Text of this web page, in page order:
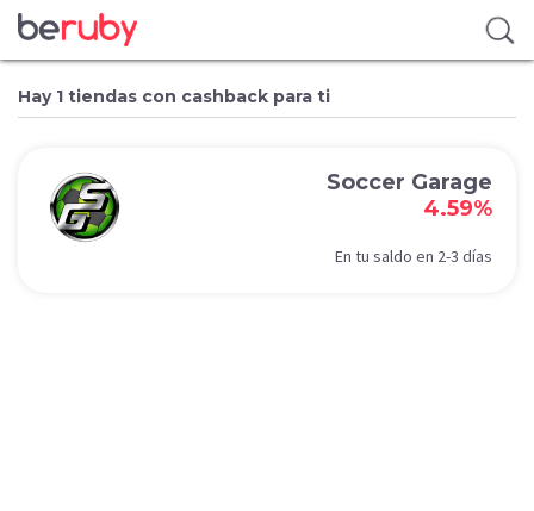
Hay 1 tiendas con cashback para ti
Soccer Garage
4.59%
En tu saldo en 2-3 días